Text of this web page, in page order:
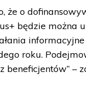
że o
będzie można
roku.
beneficjentów” –